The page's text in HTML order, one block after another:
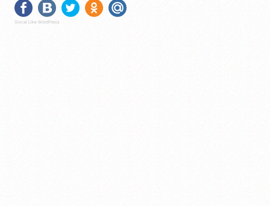
Social Like WordPress